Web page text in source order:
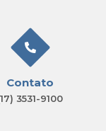
Contato
3531-9100